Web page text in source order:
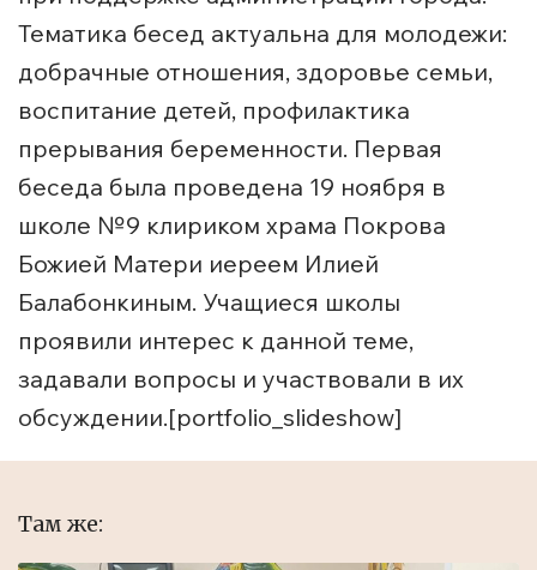
Тематика бесед актуальна для молодежи:
добрачные отношения, здоровье семьи,
воспитание детей, профилактика
прерывания беременности. Первая
беседа была проведена 19 ноября в
школе №9 клириком храма Покрова
Божией Матери иереем Илией
Балабонкиным. Учащиеся школы
проявили интерес к данной теме,
задавали вопросы и участвовали в их
обсуждении.[portfolio_slideshow]
Там же: